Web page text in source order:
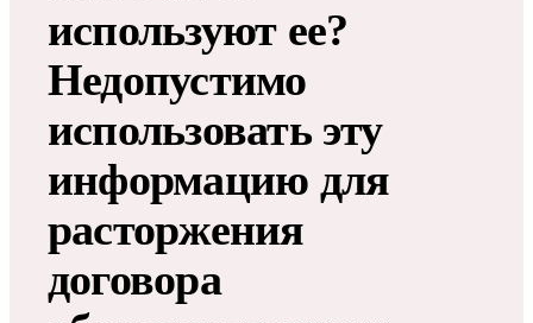
используют ее?
Недопустимо
использовать эту
информацию для
расторжения
договора